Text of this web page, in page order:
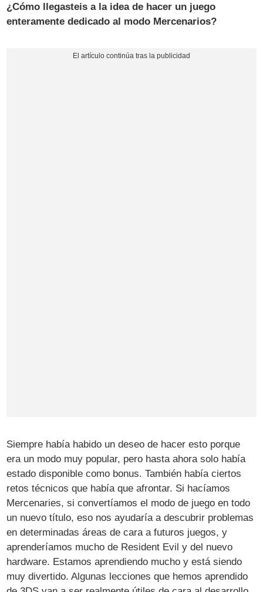
¿Cómo llegasteis a la idea de hacer un juego
enteramente dedicado al modo Mercenarios?
Siempre había habido un deseo de hacer esto porque
era un modo muy popular, pero hasta ahora solo había
estado disponible como bonus. También había ciertos
retos técnicos que había que afrontar. Si hacíamos
Mercenaries, si convertíamos el modo de juego en todo
un nuevo título, eso nos ayudaría a descubrir problemas
en determinadas áreas de cara a futuros juegos, y
aprenderíamos mucho de Resident Evil y del nuevo
hardware. Estamos aprendiendo mucho y está siendo
muy divertido. Algunas lecciones que hemos aprendido